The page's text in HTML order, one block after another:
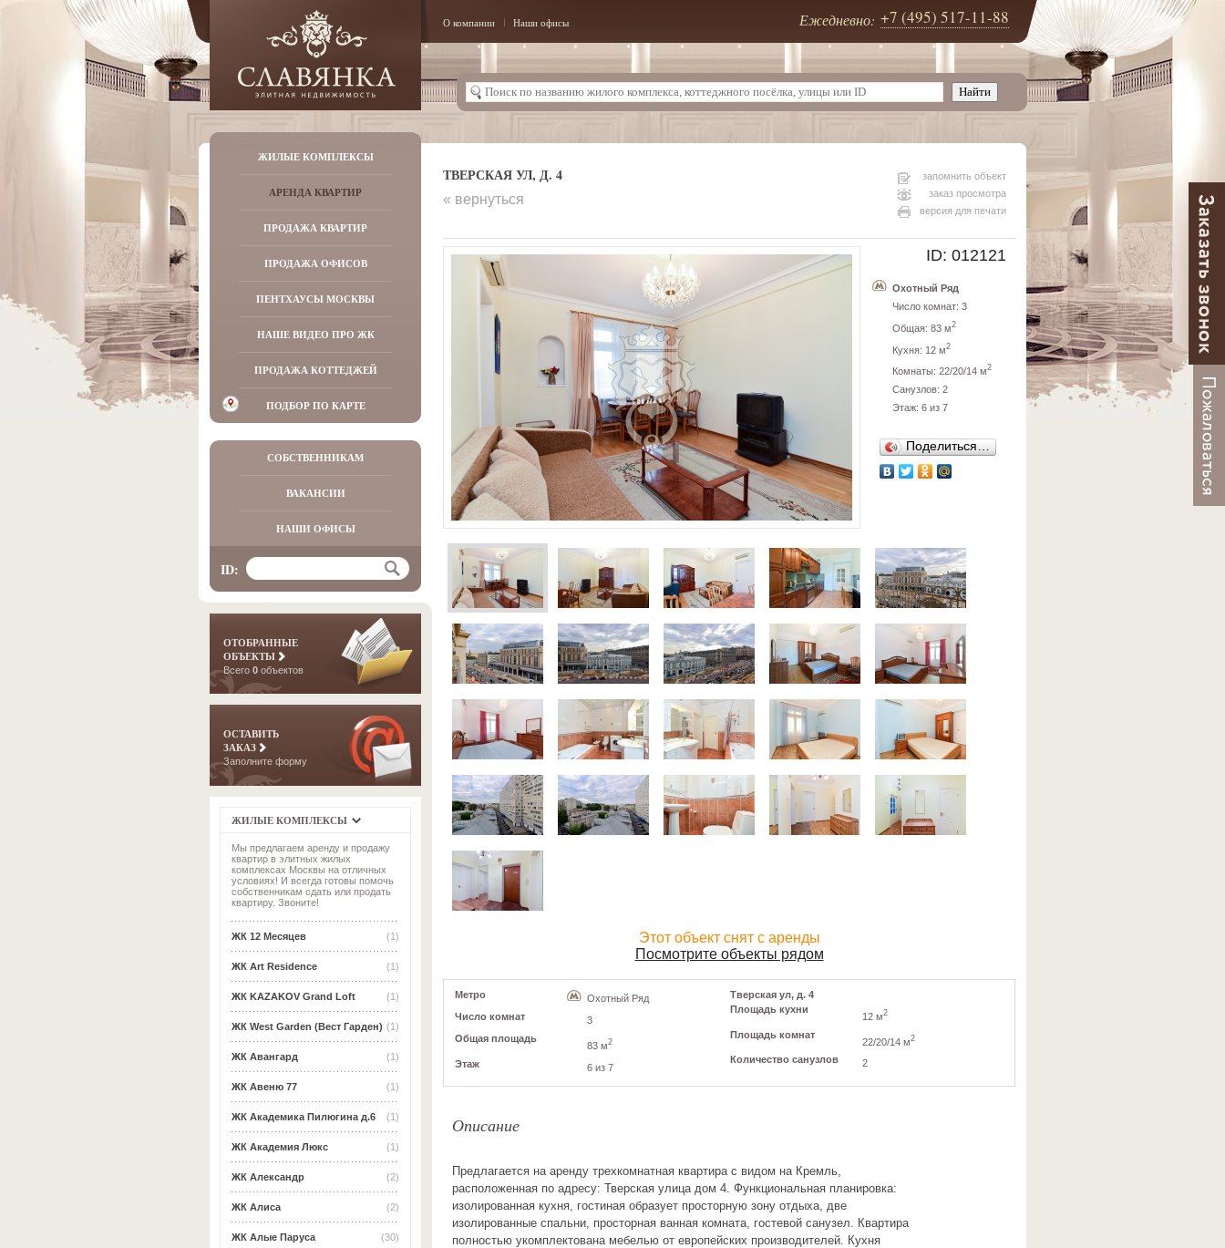
О компании Наши офисы Ежедневно: +7 (495) 517-11-88
ЖИЛЫЕ КОМПЛЕКСЫ
АРЕНДА КВАРТИР
ПРОДАЖА КВАРТИР
ПРОДАЖА ОФИСОВ
ПЕНТХАУСЫ МОСКВЫ
НАШЕ ВИДЕО ПРО ЖК
ПРОДАЖА КОТТЕДЖЕЙ
ПОДБОР ПО КАРТЕ
СОБСТВЕННИКАМ
ВАКАНСИИ
НАШИ ОФИСЫ
ID:
ОТОБРАННЫЕ
ОБЪЕКТЫ
Всего 0 объектов
ОСТАВИТЬ
ЗАКАЗ
Заполните форму
ЖИЛЫЕ КОМПЛЕКСЫ
Мы предлагаем аренду и продажу
квартир в элитных жилых
комплексах Москвы на отличных
условиях! И всегда готовы помочь
собственникам сдать или продать
квартиру. Звоните!
(1)
ЖК 12 Месяцев
(1)
ЖК Art Residence
(1)
ЖК KAZAKOV Grand Loft
(1)
ЖК West Garden (Вест Гарден)
(1)
ЖК Авангард
(1)
ЖК Авеню 77
(1)
ЖК Академика Пилюгина д.6
(1)
ЖК Академия Люкс
(2)
ЖК Александр
(2)
ЖК Алиса
(30)
ЖК Алые Паруса
ТВЕРСКАЯ УЛ, Д. 4
запомнить объект
заказ просмотра
версия для печати
« вернуться
ID: 012121
Охотный Ряд
Число комнат: 3
Общая: 83 м2
Кухня: 12 м2
Комнаты: 22/20/14 м2
Санузлов: 2
Этаж: 6 из 7
Поделиться…
Этот объект снят с аренды
Посмотрите объекты рядом
Метро
Охотный Ряд
Число комнат
3
Общая площадь
83 м2
Этаж 6 из 7
Тверская ул, д. 4
Площадь кухни
12 м2
Площадь комнат
22/20/14 м2
Количество санузлов 2
Описание
Предлагается на аренду трехкомнатная квартира с видом на Кремль,
расположенная по адресу: Тверская улица дом 4. Функциональная планировка:
изолированная кухня, гостиная образует просторную зону отдыха, две
изолированные спальни, просторная ванная комната, гостевой санузел. Квартира
полностью укомплектована мебелью от европейских производителей. Кухня